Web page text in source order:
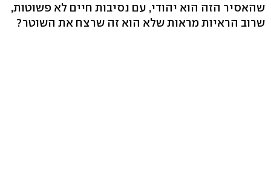
שהאסיר הזה הוא יהודי, עם נסיבות חיים לא פשוטות,
שרוב הראיות מראות שלא הוא זה שרצח את השוטר?